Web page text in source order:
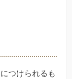
つけられるも